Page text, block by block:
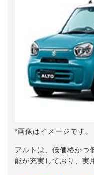
*画像はイメージです。
アルトは、低価格かつ
能が充実しており、実